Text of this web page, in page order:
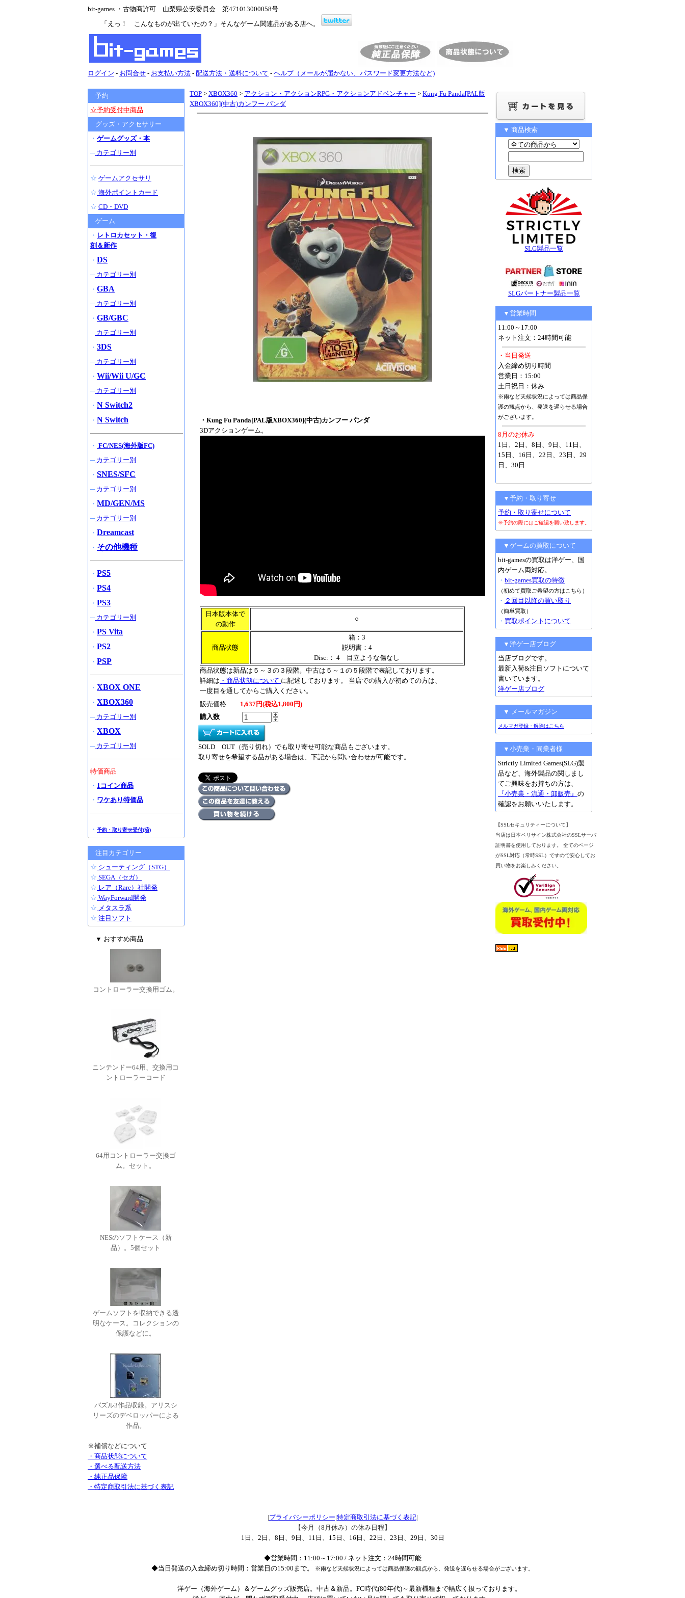
bit-games ・古物商許可 山梨県公安委員会 第471013000058号
「えっ！ こんなものが出ていたの？」そんなゲーム関連品がある店へ。
ログイン - お問合せ - お支払い方法 - 配送方法・送料について - ヘルプ（メールが届かない、パスワード変更方法など)
TOP > XBOX360 > アクション・アクションRPG・アクションアドベンチャー > Kung Fu Panda[PAL版
XBOX360](中古)カンフー パンダ
・Kung Fu Panda[PAL版XBOX360](中古)カンフー パンダ
3Dアクションゲーム。
日本版本体で
の動作
○
商品状態
箱：3
説明書：4
Disc:： 4 目立ような傷なし
商品状態は新品は５～３の３段階。中古は５～１の５段階で表記しております。
詳細は ・商品状態について に記述しております。 当店での購入が初めての方は、
一度目を通してからご購入ください。
販売価格
1,637円(税込1,800円)
購入数
SOLD OUT（売り切れ）でも取り寄せ可能な商品もございます。
取り寄せを希望する品がある場合は、下記から問い合わせが可能です。
予約
☆予約受付中商品
グッズ・アクセサリー
・ ゲームグッズ・本
─カテゴリー別
☆ ゲームアクセサリ
☆ 海外ポイントカード
☆ CD・DVD
ゲーム
・ レトロカセット・復
刻＆新作
・ DS
─カテゴリー別
・ GBA
─カテゴリー別
・ GB/GBC
─カテゴリー別
・ 3DS
─カテゴリー別
・ Wii/Wii U/GC
─カテゴリー別
・ N Switch2
・ N Switch
・ FC/NES(海外版FC)
─カテゴリー別
・ SNES/SFC
─カテゴリー別
・ MD/GEN/MS
─カテゴリー別
・ Dreamcast
・ その他機種
・ PS5
・ PS4
・ PS3
─カテゴリー別
・ PS Vita
・ PS2
・ PSP
・ XBOX ONE
・ XBOX360
─カテゴリー別
・ XBOX
─カテゴリー別
特価商品
・ 1コイン商品
・ ワケあり特価品
・ 予約・取り寄せ受付(済)
注目カテゴリー
☆ シューティング（STG）
☆ SEGA（セガ）
☆ レア（Rare）社開発
☆ WayForward開発
☆ メタスラ系
☆ 注目ソフト
▼ おすすめ商品
コントローラー交換用ゴム。
ニンテンドー64用、交換用コ
ントローラーコード
64用コントローラー交換ゴ
ム。セット。
NESのソフトケース（新
品）。5個セット
ゲームソフトを収納できる透
明なケース。コレクションの
保護などに。
パズル3作品収録。アリスシ
リーズのデベロッパーによる
作品。
※補償などについて
・商品状態について
・選べる配送方法
・純正品保障
・特定商取引法に基づく表記
▼ 商品検索
SLG製品一覧
SLGパートナー製品一覧
▼営業時間
11:00～17:00
ネット注文：24時間可能
・当日発送
入金締め切り時間
営業日：15:00
土日祝日：休み
※雨など天候状況によっては商品保
護の観点から、発送を遅らせる場合
がございます。
8月のお休み
1日、2日、8日、9日、11日、
15日、16日、22日、23日、29
日、30日
▼予約・取り寄せ
予約・取り寄せについて
※予約の際にはご確認を願い致します。
▼ゲームの買取について
bit-gamesの買取は洋ゲー、国
内ゲーム両対応。
・ bit-games買取の特徴
（初めて買取ご希望の方はこちら）
・ ２回目以降の買い取り
（簡単買取）
・ 買取ポイントについて
▼洋ゲー店ブログ
当店ブログです。
最新入荷&注目ソフトについて
書いています。
洋ゲー店ブログ
▼ メールマガジン
メルマガ登録・解除はこちら
▼小売業・同業者様
Strictly Limited Games(SLG)製
品など、海外製品の関しまし
てご興味をお持ちの方は、
『小売業・流通・卸販売』 の
確認をお願いいたします。
【SSLセキュリティーについて】
当店は日本ベリサイン株式会社のSSLサーバ
証明書を使用しております。 全てのページ
がSSL対応（常時SSL）ですので安心してお
買い物をお楽しみください。
|プライバシーポリシー|特定商取引法に基づく表記|
【今月（8月休み）の休み日程】
1日、2日、8日、9日、11日、15日、16日、22日、23日、29日、30日
◆営業時間：11:00～17:00 / ネット注文：24時間可能
◆当日発送の入金締め切り時間：営業日の15:00まで。
※雨など天候状況によっては商品保護の観点から、発送を遅らせる場合がございます。
洋ゲー（海外ゲーム）＆ゲームグッズ販売店。中古＆新品。FC時代(80年代)～最新機種まで幅広く扱っております。